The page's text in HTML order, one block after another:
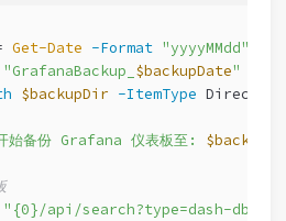
Get-Date -Format "yyyyMMdd"
"GrafanaBackup_ $backupDate"
$backupDir -ItemType
始备份 Grafana 仪表板至:
"{0}/api/search?type=dash-db"